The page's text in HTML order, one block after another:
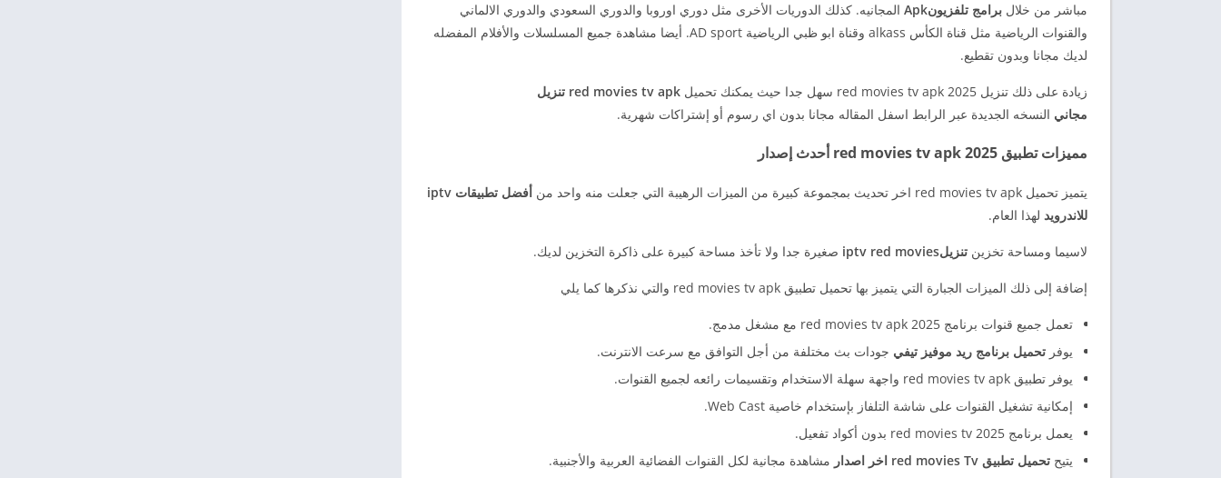
مباشر من خلال برامج تلفزيونApk
المجانيه. كذلك الدوريات الأخرى مثل دوري اوروبا والدوري السعودي والدوري الالماني
والقنوات الرياضية مثل قناة الكأس alkass وقناة ابو ظبي الرياضية AD sport. أيضا مشاهدة جميع المسلسلات والأفلام المفضله
لديك مجانا وبدون تقطيع.
زيادة على ذلك تنزيل red movies tv apk 2025 سهل جدا حيث يمكنك تحميل
red movies tv apk تنزيل
مجاني النسخه الجديدة عبر الرابط اسفل المقاله مجانا بدون اي رسوم أو إشتراكات شهرية.
مميزات تطبيق red movies tv apk 2025 أحدث إصدار
يتميز تحميل red movies tv apk اخر تحديث بمجموعة كبيرة من الميزات الرهيبة التي جعلت منه واحد من
أفضل تطبيقات iptv
للاندرويد لهذا العام.
لاسيما ومساحة تخزين تنزيلiptv red movies صغيرة جدا ولا تأخذ مساحة كبيرة على ذاكرة التخزين لديك.
إضافة إلى ذلك الميزات الجبارة التي يتميز بها تحميل تطبيق red movies tv apk والتي نذكرها كما يلي
تعمل جميع قنوات برنامج red movies tv apk 2025 مع مشغل مدمج.
يوفر تحميل برنامج ريد موفيز تيفي جودات بث مختلفة من أجل التوافق مع سرعت الانترنت.
يوفر تطبيق red movies tv apk واجهة سهلة الاستخدام وتقسيمات رائعه لجميع القنوات.
إمكانية تشغيل القنوات على شاشة التلفاز بإستخدام خاصية Web Cast.
يعمل برنامج red movies tv 2025 بدون أكواد تفعيل.
يتيح تحميل تطبيق red movies Tv اخر اصدار
مشاهدة مجانية لكل القنوات الفضائية العربية والأجنبية.